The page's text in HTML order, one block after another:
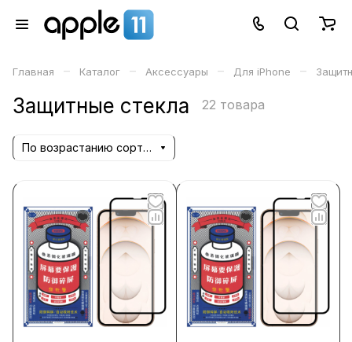
Главная – Каталог – Аксессуары – Для iPhone –
Защитные стекла 22 товара
По возрастанию сортировки